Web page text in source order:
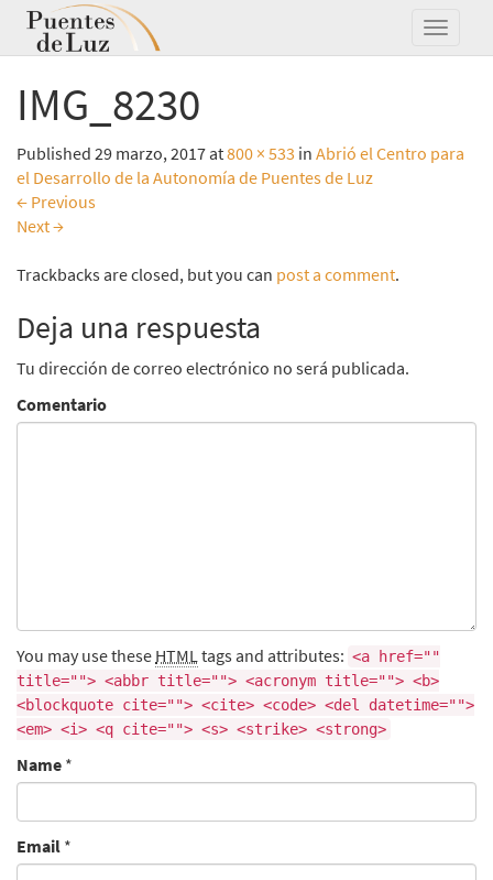
IMG_8230
Published 29 marzo, 2017at800 × 533 in Abrió el Centro para
el Desarrollo de la Autonomía de Puentes de Luz
← Previous
Next→
Trackbacks are closed, but you can post a comment.
Deja una respuesta
Tu dirección de correo electrónico no será publicada.
Comentario
You may use these HTMLtags and attributes: <a href=""
title=""> <abbr title=""> <acronym title=""> <b>
<blockquote cite=""> <cite> <code> <del datetime="">
<em> <i> <q cite=""> <s> <strike> <strong>
Name *
Email *